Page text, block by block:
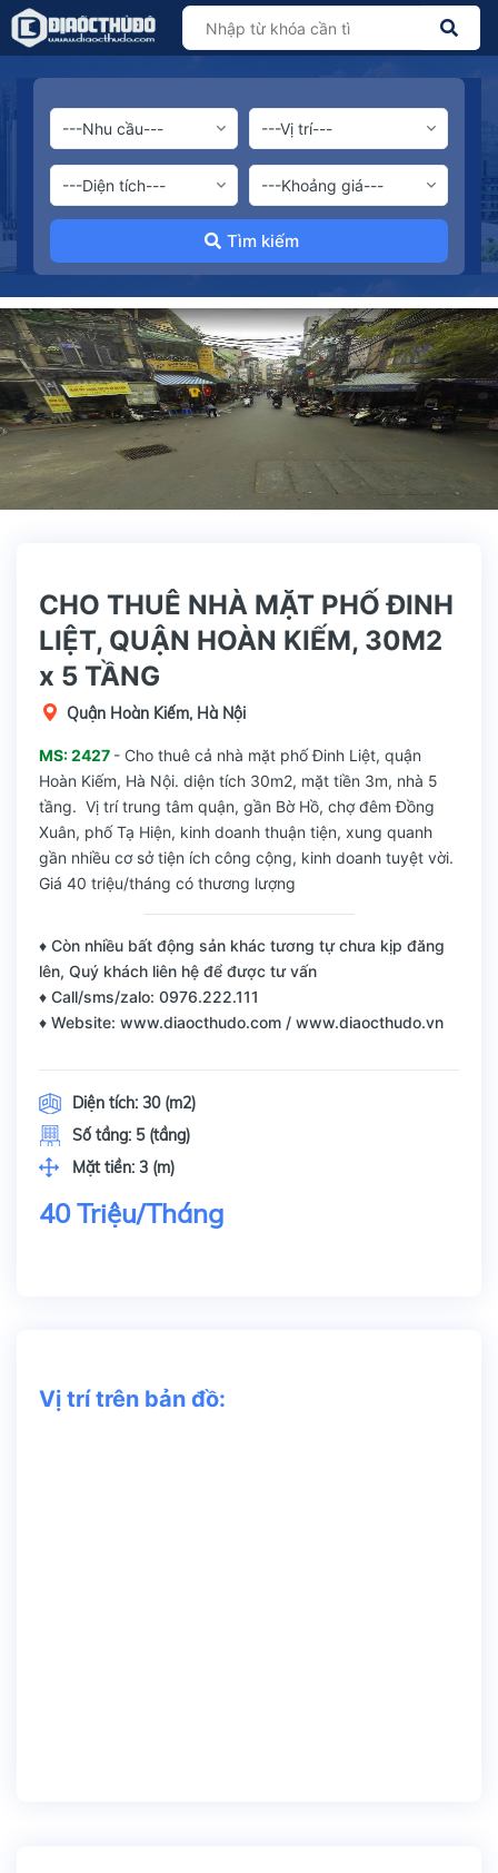
Tìm kiếm
CHO THUÊ NHÀ MẶT PHỐ ĐINH
LIỆT, QUẬN HOÀN KIẾM, 30M2
x 5 TẦNG
Quận Hoàn Kiếm, Hà Nội
MS: 2427 - Cho thuê cả nhà mặt phố Đinh Liệt, quận
Hoàn Kiếm, Hà Nội. diện tích 30m2, mặt tiền 3m, nhà 5
tầng. Vị trí trung tâm quận, gần Bờ Hồ, chợ đêm Đồng
Xuân, phố Tạ Hiện, kinh doanh thuận tiện, xung quanh
gần nhiều cơ sở tiện ích công cộng, kinh doanh tuyệt vời.
Giá 40 triệu/tháng có thương lượng
♦ Còn nhiều bất động sản khác tương tự chưa kịp đăng
lên, Quý khách liên hệ để được tư vấn
♦ Call/sms/zalo: 0976.222.111
♦ Website: www.diaocthudo.com / www.diaocthudo.vn
Diện tích: 30 (m2)
Số tầng: 5 (tầng)
Mặt tiền: 3 (m)
40 Triệu/Tháng
Vị trí trên bản đồ: